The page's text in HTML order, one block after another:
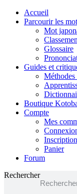
Accueil
Parcourir les
Mot
Glossaire
Guides et
Méthodes
Boutique
Compte
Mes
Inscription
Panier
Forum
Rechercher